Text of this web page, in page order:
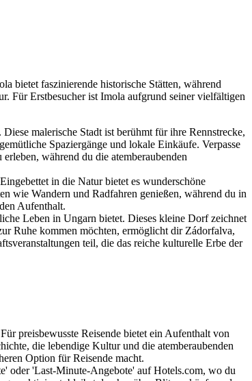
bietet faszinierende historische Stätten, während
Für Erstbesucher ist Imola aufgrund seiner vielfältigen
malerische Stadt ist berühmt für ihre Rennstrecke,
Spaziergänge und lokale Einkäufe. Verpasse
während du die atemberaubenden
in die Natur bietet es wunderschöne
wie Wandern und Radfahren genießen, während du in
Aufenthalt.
Leben in Ungarn bietet. Dieses kleine Dorf zeichnet
Ruhe kommen möchten, ermöglicht dir Zádorfalva,
teil, die das reiche kulturelle Erbe der
preisbewusste Reisende bietet ein Aufenthalt von
die lebendige Kultur und die atemberaubenden
Option für Reisende macht.
oder 'Last-Minute-Angebote' auf Hotels.com, wo du